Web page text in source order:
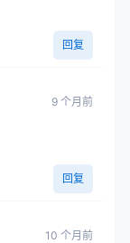
回复
9 个月前
回复
10 个月前